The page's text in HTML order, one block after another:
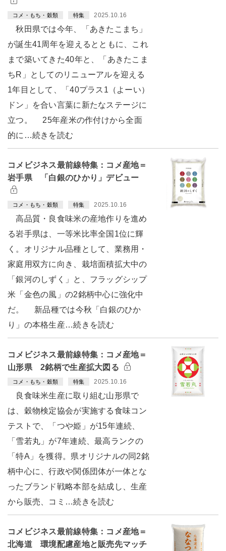
コメ・もち・穀類 特集 2025.10.16
秋田県では今年、「あきたこまち」
が誕生41周年を迎えるとともに、これ
まで築いてきた40年と、「あきたこま
ちR」としてのリニューアルを迎える
1年目として、「40プラス1（よーい）
ドン」を合い言葉に新たなステージに
立つ。 25年産米の作付けから全面
的に…続きを読む
コメビジネス最前線特集：コメ産地＝
岩手県 「白銀のひかり」デビュー
コメ・もち・穀類 特集 2025.10.16
高品質・良食味米の産地作りを進め
る岩手県は、一等米比率全国1位に輝
く。オリジナル品種として、業務用・
家庭用双方に向き、栽培面積拡大中の
「銀河のしずく」と、フラッグシップ
米「金色の風」の2銘柄中心に強化中
だ。 新品種では今秋「白銀のひか
り」の本格生産…続きを読む
コメビジネス最前線特集：コメ産地＝
山形県 2銘柄で生産拡大図る
コメ・もち・穀類 特集 2025.10.16
良食味米生産に取り組む山形県で
は、穀物検定協会が実施する食味コン
テストで、「つや姫」が15年連続、
「雪若丸」が7年連続、最高ランクの
「特A」を獲得。県オリジナルの同2銘
柄中心に、行政や関係団体が一体とな
ったブランド戦略本部を結成し、生産
から販売、コミ…続きを読む
コメビジネス最前線特集：コメ産地＝
北海道 環境配慮産地と販売先マッチ